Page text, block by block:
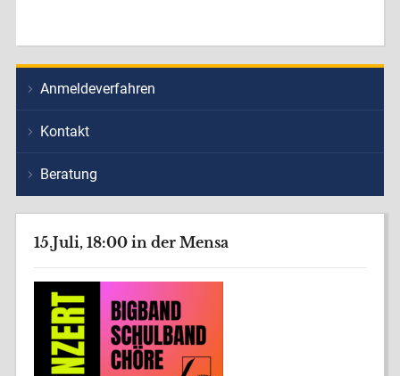
Anmeldeverfahren
Kontakt
Beratung
15.Juli, 18:00 in der Mensa